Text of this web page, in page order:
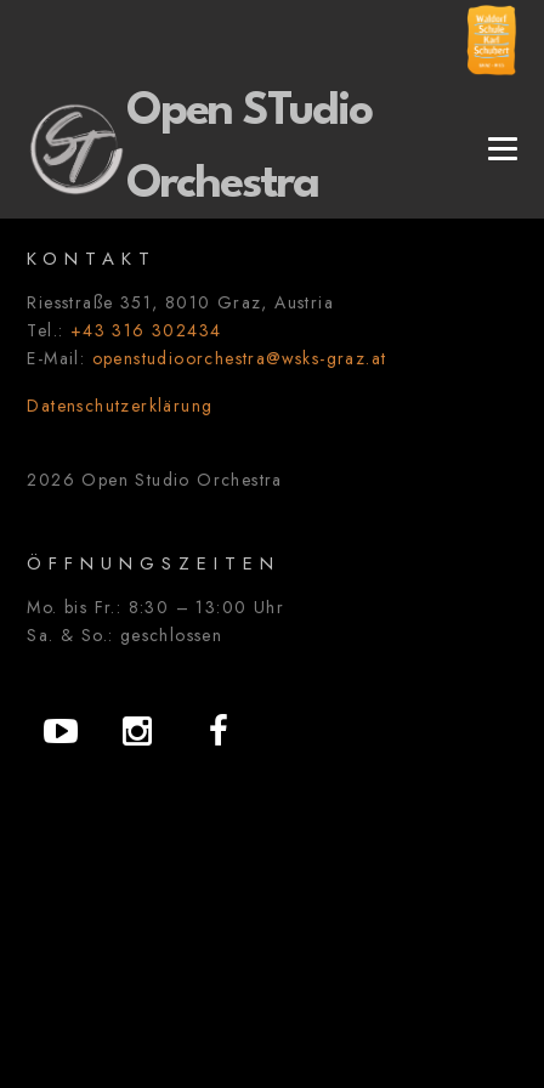
Open STudio
Orchestra
KONTAKT
Riesstraße 351, 8010 Graz, Austria
Tel.: +43 316 302434
E-Mail: openstudioorchestra@wsks-graz.at
Datenschutzerklärung
2026 Open Studio Orchestra
ÖFFNUNGSZEITEN
Mo. bis Fr.: 8:30 – 13:00 Uhr
Sa. & So.: geschlossen